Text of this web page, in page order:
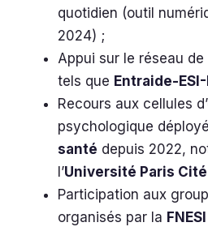
quotidien (outil
2024) ;
Appui sur le réseau
tels que Entraide-
Recours aux cellules
psychologique
santé depuis 2022,
l’Université Paris Cité
Participation aux
organisés par la FNESI